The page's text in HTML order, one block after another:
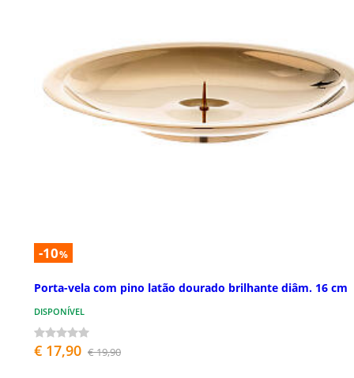
-10%
Porta-vela com pino latão dourado brilhante diâm. 16 cm
DISPONÍVEL
€ 17,90 € 19,90